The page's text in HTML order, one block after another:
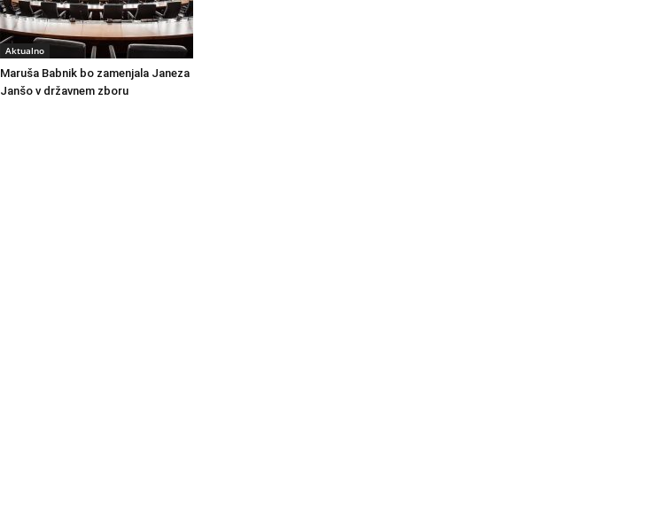
Aktualno
Maruša Babnik bo zamenjala Janeza
Janšo v državnem zboru